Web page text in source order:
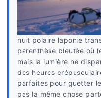
nuit polaire laponie
parenthèse bleutée où
mais la lumière ne
des heures
parfaites pour guetter
pas la même chose